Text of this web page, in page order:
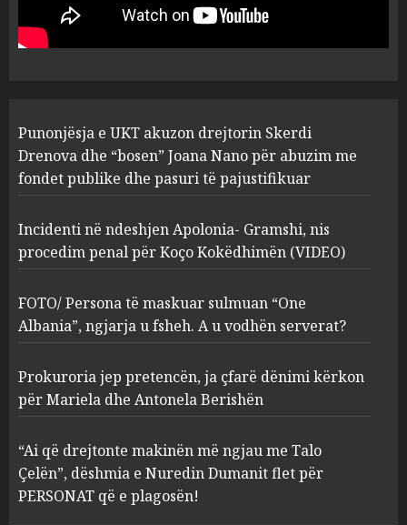
1
“bosen” Joana Nano për
abuzim me fondet publike dhe
pasuri të pajustifikuar
2
Apolonia- Gramshi, nis
procedim penal për Koço
Kokëdhimën (VIDEO)
MARCH 27, 2025
3
FOTO/ Persona të maskuar
sulmuan “One Albania”,
ngjarja u fsheh. A u vodhën
serverat?
MARCH 25, 2025
4
Prokuroria jep pretencën, ja
çfarë dënimi kërkon për
Berishën
MARCH 25, 2025
Punonjësja e UKT akuzon drejtorin Skerdi
Drenova dhe “bosen” Joana Nano për abuzim me
fondet publike dhe pasuri të pajustifikuar
Incidenti në ndeshjen Apolonia- Gramshi, nis
procedim penal për Koço Kokëdhimën (VIDEO)
FOTO/ Persona të maskuar sulmuan “One
Albania”, ngjarja u fsheh. A u vodhën serverat?
Prokuroria jep pretencën, ja çfarë dënimi kërkon
për Mariela dhe Antonela Berishën
“Ai që drejtonte makinën më ngjau me Talo
Çelën”, dëshmia e Nuredin Dumanit flet për
PERSONAT që e plagosën!